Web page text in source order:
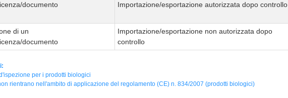
documento
Importazione/esportazione autorizzata dopo controllo
di un
documento
Importazione/esportazione non autorizzata dopo
controllo
per i prodotti biologici
rientrano nell'ambito di applicazione del regolamento (CE) n. 834/2007 (prodotti biologici)